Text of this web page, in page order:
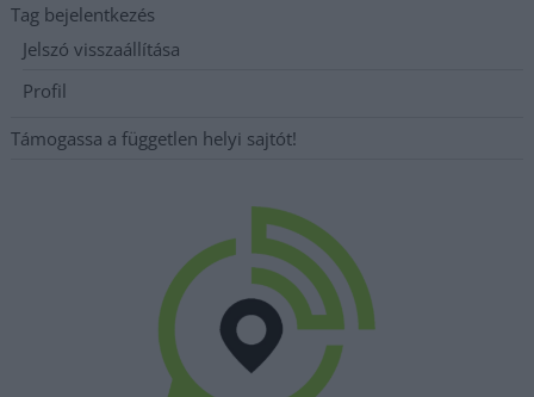
Tag bejelentkezés
Jelszó visszaállítása
Profil
Támogassa a független helyi sajtót!